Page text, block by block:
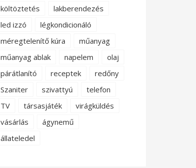
költöztetés
lakberendezés
led izzó
légkondicionáló
méregtelenítő kúra
műanyag
műanyag ablak
napelem
olaj
párátlanító
receptek
redőny
Szaniter
szivattyú
telefon
TV
társasjáték
virágküldés
vásárlás
ágynemű
állateledel